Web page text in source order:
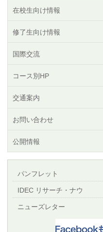
在校生向け情報
修了生向け情報
国際交流
コース別HP
交通案内
お問い合わせ
公開情報
パンフレット
IDEC リサーチ・ナウ
ニューズレター